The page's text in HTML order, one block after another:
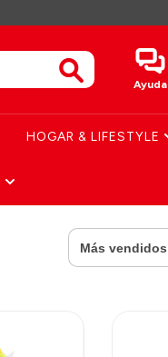
Ayuda
HOGAR & LIFESTYLE